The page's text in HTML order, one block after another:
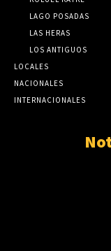
LAGO POSADAS
LAS HERAS
LOS ANTIGUOS
LOCALES
NACIONALES
INTERNACIONALES